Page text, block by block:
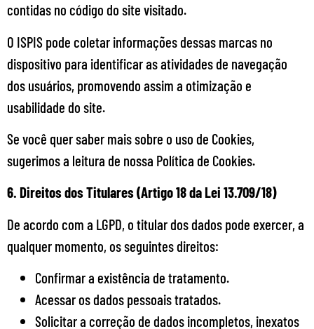
contidas no código do site visitado.
O ISPIS pode coletar informações dessas marcas no
dispositivo para identificar as atividades de navegação
dos usuários, promovendo assim a otimização e
usabilidade do site.
Se você quer saber mais sobre o uso de Cookies,
sugerimos a leitura de nossa Política de Cookies.
6. Direitos dos Titulares (Artigo 18 da Lei 13.709/18)
De acordo com a LGPD, o titular dos dados pode exercer, a
qualquer momento, os seguintes direitos:
Confirmar a existência de tratamento.
Acessar os dados pessoais tratados.
Solicitar a correção de dados incompletos, inexatos